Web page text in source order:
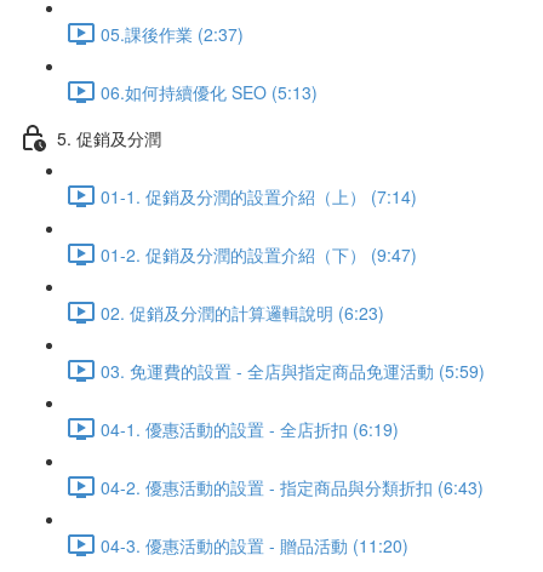
05.課後作業 (2:37)
06.如何持續優化 SEO (5:13)
5. 促銷及分潤
01-1. 促銷及分潤的設置介紹（上） (7:14)
01-2. 促銷及分潤的設置介紹（下） (9:47)
02. 促銷及分潤的計算邏輯說明 (6:23)
03. 免運費的設置 - 全店與指定商品免運活動 (5:59)
04-1. 優惠活動的設置 - 全店折扣 (6:19)
04-2. 優惠活動的設置 - 指定商品與分類折扣 (6:43)
04-3. 優惠活動的設置 - 贈品活動 (11:20)